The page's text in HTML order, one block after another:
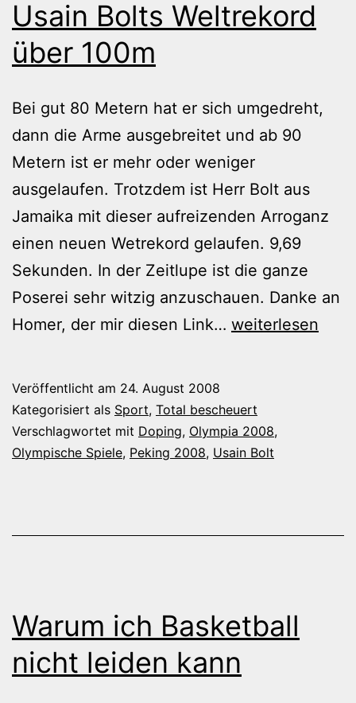
Usain Bolts Weltrekord
über 100m
Bei gut 80 Metern hat er sich umgedreht,
dann die Arme ausgebreitet und ab 90
Metern ist er mehr oder weniger
ausgelaufen. Trotzdem ist Herr Bolt aus
Jamaika mit dieser aufreizenden Arroganz
einen neuen Wetrekord gelaufen. 9,69
Sekunden. In der Zeitlupe ist die ganze
Poserei sehr witzig anzuschauen. Danke an
Homer, der mir diesen Link… Noch
Zeitlupe:
Usain
Bolts
100m
weiterlesen
Veröffentlicht am 24. August 2008
Kategorisiert als Sport, Total bescheuert
Verschlagwortet mit Doping, Olympia 2008,
Olympische Spiele, Peking 2008, Usain Bolt
Warum ich Basketball
nicht leiden kann